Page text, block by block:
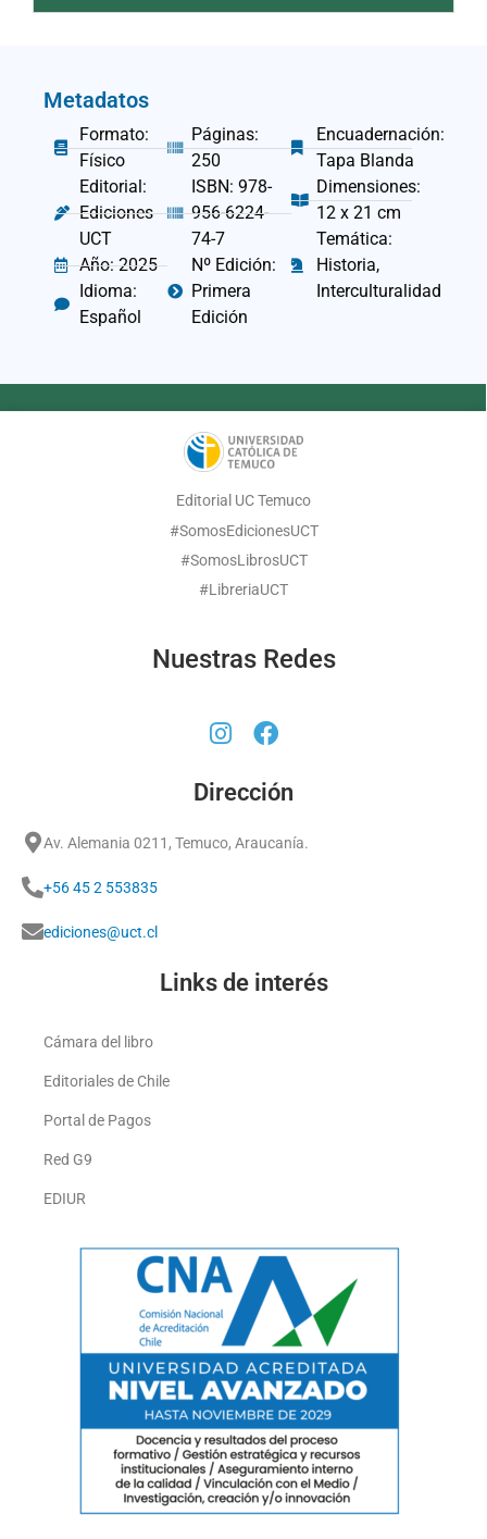
Metadatos
Formato:
Físico
Editorial:
Ediciones
UCT
Año: 2025
Idioma:
Español
Páginas:
250
ISBN: 978-
956-6224-
74-7
Nº Edición:
Primera
Edición
Encuadernación:
Tapa Blanda
Dimensiones:
12 x 21 cm
Temática:
Historia,
Interculturalidad
Editorial UC Temuco
#SomosEdicionesUCT
#SomosLibrosUCT
#LibreriaUCT
Nuestras Redes
Dirección
Av. Alemania 0211, Temuco, Araucanía.
+56 45 2 553835
ediciones@uct.cl
Links de interés
Cámara del libro
Editoriales de Chile
Portal de Pagos
Red G9
EDIUR